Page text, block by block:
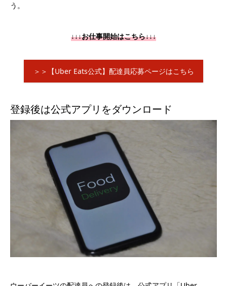
う。
↓↓↓お仕事開始はこちら↓↓↓
＞＞【Uber Eats公式】配達員応募ページはこちら
登録後は公式アプリをダウンロード